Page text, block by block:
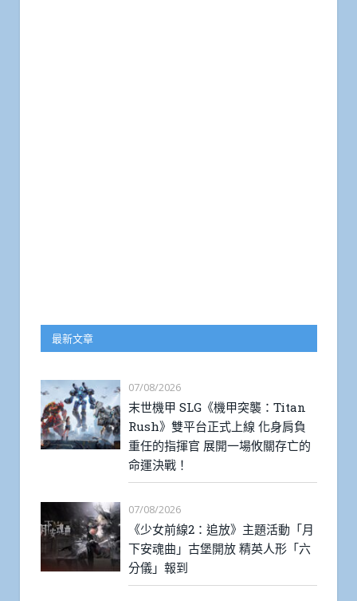
最新文章
07/08/2026
末世機甲 SLG《機甲突襲：Titan
Rush》雙平台正式上線 化身肩負
重任的指揮官 展開一場攸關存亡的
命運決戰！
07/08/2026
《少女前線2：追放》主題活動「月
下安魂曲」古堡開放 精英人形「六
分儀」報到